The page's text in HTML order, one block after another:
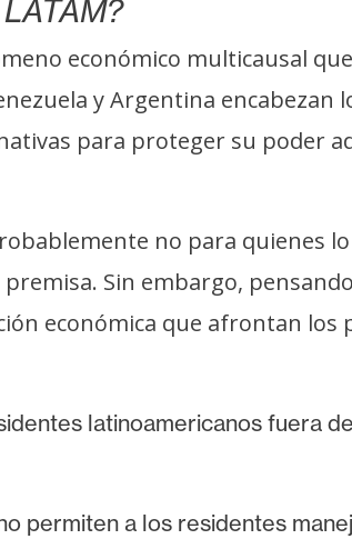
LATAM?
económico multicausal
y Argentina encabezan
para proteger su poder
no para quienes
Sin embargo,
económica que afrontan los
latinoamericanos fuera
permiten a los residentes